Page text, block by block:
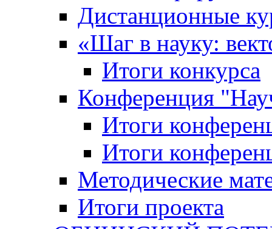
Дистанционные
«Шаг в науку:
Итоги конкурса
Конференция
Итоги
Итоги
Методические
Итоги проекта